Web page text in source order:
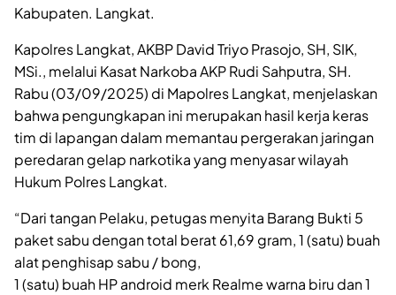
Kabupaten. Langkat.
Kapolres Langkat, AKBP David Triyo Prasojo, SH, SIK,
MSi., melalui Kasat Narkoba AKP Rudi Sahputra, SH.
Rabu (03/09/2025) di Mapolres Langkat, menjelaskan
bahwa pengungkapan ini merupakan hasil kerja keras
tim di lapangan dalam memantau pergerakan jaringan
peredaran gelap narkotika yang menyasar wilayah
Hukum Polres Langkat.
“Dari tangan Pelaku, petugas menyita Barang Bukti 5
paket sabu dengan total berat 61,69 gram, 1 (satu) buah
alat penghisap sabu / bong,
1 (satu) buah HP android merk Realme warna biru dan 1